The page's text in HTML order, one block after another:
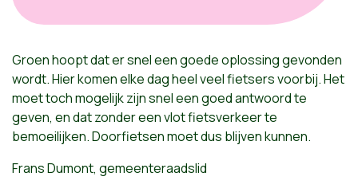
Groen hoopt dat er snel een goede oplossing gevonden
wordt. Hier komen elke dag heel veel fietsers voorbij. Het
moet toch mogelijk zijn snel een goed antwoord te
geven, en dat zonder een vlot fietsverkeer te
bemoeilijken. Doorfietsen moet dus blijven kunnen.
Frans Dumont, gemeenteraadslid